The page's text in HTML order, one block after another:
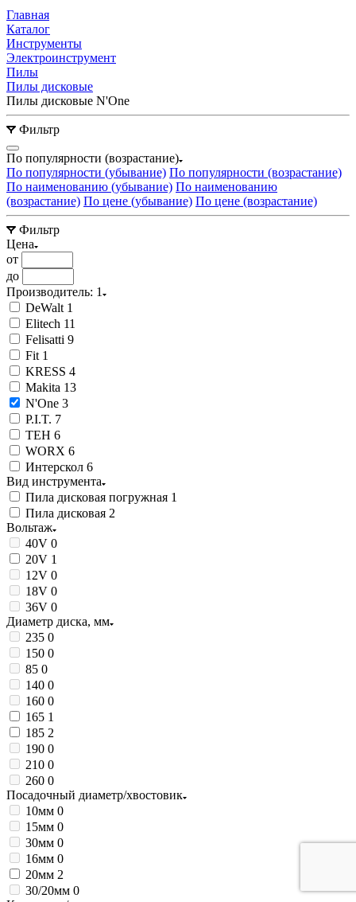
Главная
Каталог
Инструменты
Электроинструмент
Пилы
Пилы дисковые
Пилы дисковые N'One
Фильтр
По популярности (возрастание)
По популярности (убывание) По популярности (возрастание)
По наименованию (убывание) По наименованию
(возрастание) По цене (убывание) По цене (возрастание)
Фильтр
Цена
от
до
Производитель: 1
DeWalt 1
Elitech 11
Felisatti 9
Fit 1
KRESS 4
Makita 13
N'One 3
P.I.T. 7
TEH 6
WORX 6
Интерскол 6
Вид инструмента
Пила дисковая погружная 1
Пила дисковая 2
Вольтаж
40V 0
20V 1
12V 0
18V 0
36V 0
Диаметр диска, мм
235 0
150 0
85 0
140 0
160 0
165 1
185 2
190 0
210 0
260 0
Посадочный диаметр/хвостовик
10мм 0
15мм 0
30мм 0
16мм 0
20мм 2
30/20мм 0